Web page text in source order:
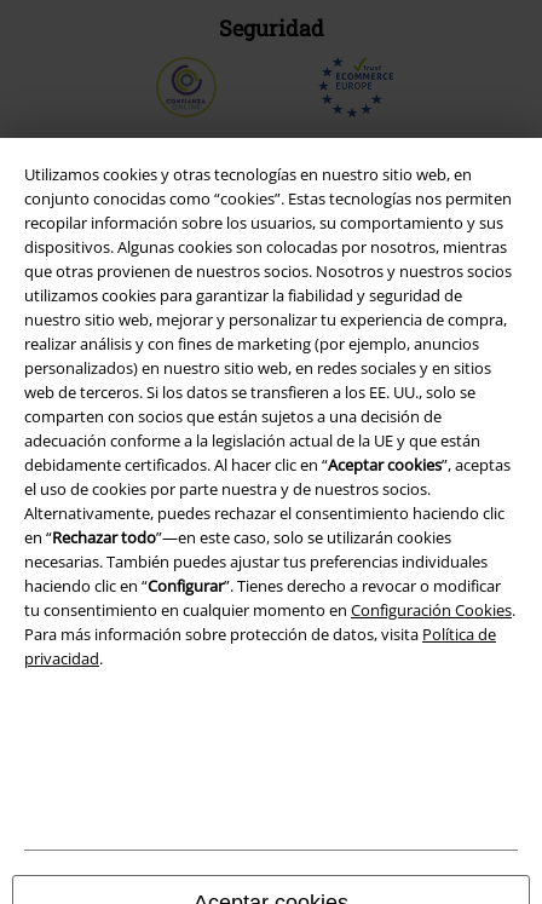
Utilizamos cookies y otras tecnologías en nuestro sitio web, en
conjunto conocidas como “cookies”. Estas tecnologías nos permiten
recopilar información sobre los usuarios, su comportamiento y sus
dispositivos. Algunas cookies son colocadas por nosotros, mientras
que otras provienen de nuestros socios. Nosotros y nuestros socios
utilizamos cookies para garantizar la fiabilidad y seguridad de
nuestro sitio web, mejorar y personalizar tu experiencia de compra,
realizar análisis y con fines de marketing (por ejemplo, anuncios
personalizados) en nuestro sitio web, en redes sociales y en sitios
web de terceros. Si los datos se transfieren a los EE. UU., solo se
comparten con socios que están sujetos a una decisión de
adecuación conforme a la legislación actual de la UE y que están
debidamente certificados. Al hacer clic en “Aceptar cookies”, aceptas
el uso de cookies por parte nuestra y de nuestros socios.
Alternativamente, puedes rechazar el consentimiento haciendo clic
en “Rechazar todo”—en este caso, solo se utilizarán cookies
necesarias. También puedes ajustar tus preferencias individuales
haciendo clic en “Configurar”. Tienes derecho a revocar o modificar
tu consentimiento en cualquier momento en Configuración Cookies.
Para más información sobre protección de datos, visita Política de
privacidad.
Seguridad
Legal
Términos y Condiciones
Aviso Legal
Ley protección de datos
Eliminación de residuos y protección del medioambiente
Declaración de Conformidad